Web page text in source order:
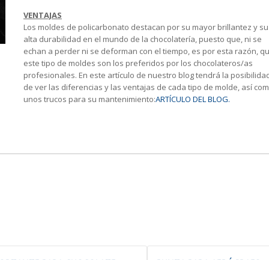
VENTAJAS
Los moldes de policarbonato destacan por su mayor brillantez y su
alta durabilidad en el mundo de la chocolatería, puesto que, ni se
echan a perder ni se deforman con el tiempo, es por esta razón,
este tipo de moldes son los preferidos por los chocolateros/as
profesionales. En este artículo de nuestro blog tendrá la
de ver las diferencias y las ventajas de cada tipo de molde, así
unos trucos para su mantenimiento:ARTÍCULO DEL BLOG.